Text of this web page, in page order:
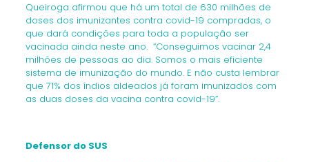
Queiroga afirmou que há um total de 630 milhões de
doses dos imunizantes contra covid-19 compradas, o
que dará condições para toda a população ser
vacinada ainda neste ano. “Conseguimos vacinar 2,4
milhões de pessoas ao dia. Somos o mais eficiente
sistema de imunização do mundo. E não custa lembrar
que 71% dos índios aldeados já foram imunizados com
as duas doses da vacina contra covid-19”.
Defensor do SUS